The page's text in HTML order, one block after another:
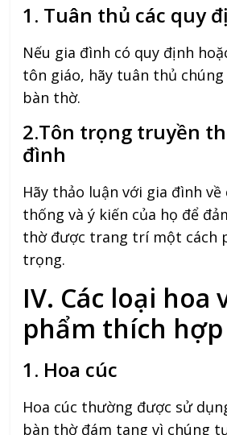
1. Tuân thủ các quy
Nếu gia đình có quy định
tôn giáo, hãy tuân thủ
bàn thờ.
2.Tôn trọng truyền
đình
Hãy thảo luận với gia đình về
thống và ý kiến của họ để
thờ được trang trí một cách
trọng.
IV. Các loại hoa
phẩm thích hợp
1. Hoa cúc
Hoa cúc thường được sử
bàn thờ đám tang vì chúng